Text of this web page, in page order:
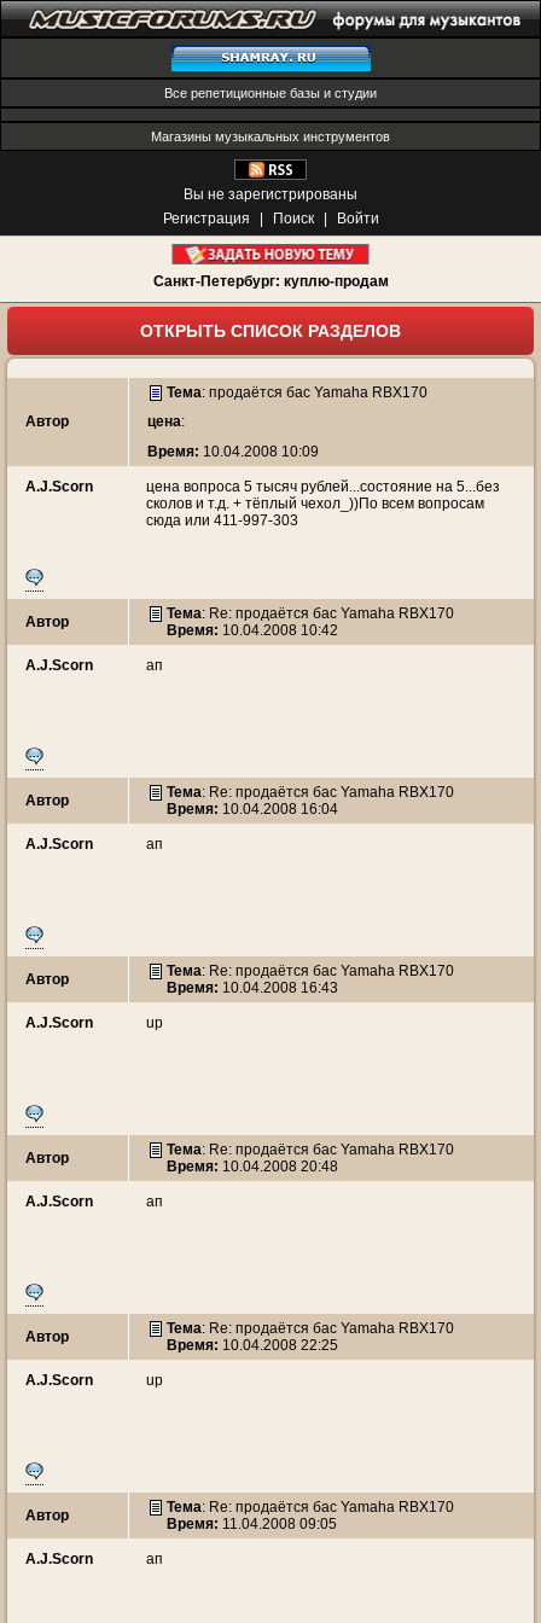
Все репетиционные базы и студии
Магазины музыкальных инструментов
Вы не зарегистрированы
Регистрация
Поиск Войти
Санкт-Петербург: куплю-продам
ОТКРЫТЬ СПИСОК РАЗДЕЛОВ
Автор
Тема: продаётся бас Yamaha RBX170
цена:
Время: 10.04.2008 10:09
A.J.Scorn
цена вопроса 5 тысяч рублей...состояние на 5...без
сколов и т.д. + тёплый чехол_))По всем вопросам
сюда или 411-997-303
Автор Тема: Re: продаётся бас Yamaha RBX170
Время: 10.04.2008 10:42
A.J.Scorn ап
Автор Тема: Re: продаётся бас Yamaha RBX170
Время: 10.04.2008 16:04
A.J.Scorn ап
Автор Тема: Re: продаётся бас Yamaha RBX170
Время: 10.04.2008 16:43
A.J.Scorn up
Автор Тема: Re: продаётся бас Yamaha RBX170
Время: 10.04.2008 20:48
A.J.Scorn ап
Автор Тема: Re: продаётся бас Yamaha RBX170
Время: 10.04.2008 22:25
A.J.Scorn up
Автор Тема: Re: продаётся бас Yamaha RBX170
Время: 11.04.2008 09:05
A.J.Scorn ап